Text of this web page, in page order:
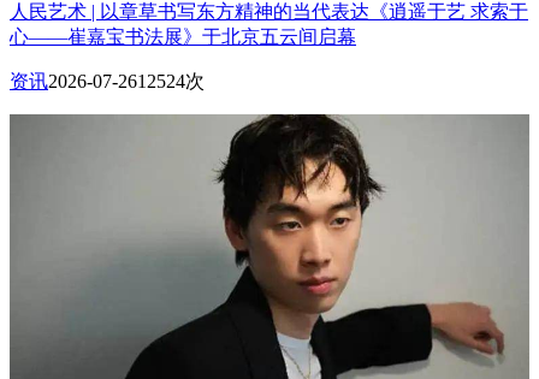
人民艺术 | 以章草书写东方精神的当代表达《逍遥于艺 求索于
心——崔嘉宝书法展》于北京五云间启幕
资讯2026-07-2612524次